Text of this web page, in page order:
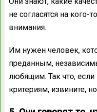
не согласятся на кого-
внимания.
Им нужен человек,
преданным,
любящим. Так что, если
критериям, извините,